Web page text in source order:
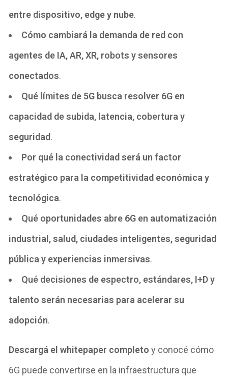
entre dispositivo, edge y nube.
Cómo cambiará la demanda de red con
agentes de IA, AR, XR, robots y sensores
conectados.
Qué límites de 5G busca resolver 6G en
capacidad de subida, latencia, cobertura y
seguridad.
Por qué la conectividad será un factor
estratégico para la competitividad económica y
tecnológica.
Qué oportunidades abre 6G en automatización
industrial, salud, ciudades inteligentes, seguridad
pública y experiencias inmersivas.
Qué decisiones de espectro, estándares, I+D y
talento serán necesarias para acelerar su
adopción.
Descargá el whitepaper completo y conocé cómo
6G puede convertirse en la infraestructura que